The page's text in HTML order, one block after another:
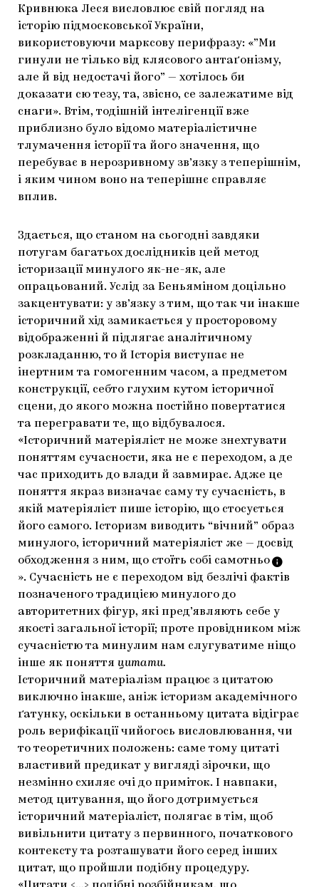
Кривнюка Леся висловлює свій погляд на
історію підмосковської України,
використовуючи марксову перифразу: «”Ми
гинули не тілько від клясового антаґонізму,
але й від недостачі його” — хотілось би
доказати сю тезу, та, звісно, се залежатиме від
снаги». Втім, тодішній інтелігенції вже
приблизно було відомо матеріалістичне
тлумачення історії та його значення, що
перебуває в нерозривному зв’язку з теперішнім,
і яким чином воно на теперішнє справляє
вплив.
Здається, що станом на сьогодні завдяки
потугам багатьох дослідників цей метод
історизації минулого як-не-як, але
опрацьований. Услід за Беньяміном доцільно
закцентувати: у зв’язку з тим, що так чи інакше
історичний хід замикається у просторовому
відображенні й підлягає аналітичному
розкладанню, то й Історія виступає не
інертним та гомогенним часом, а предметом
конструкції, себто глухим кутом історичної
сцени, до якого можна постійно повертатися
та перегравати те, що відбувалося.
«Історичний матеріяліст не може знехтувати
поняттям сучасности, яка не є переходом, а де
час приходить до влади й завмирає. Адже це
поняття якраз визначає саму ту сучасність, в
якій матеріяліст пише історію, що стосується
його самого. Історизм виводить “вічний” образ
минулого, історичний матеріяліст же — досвід
обходження з ним, що стоїть собі самотньо
». Сучасність не є переходом від безлічі фактів
позначеного традицією минулого до
авторитетних фігур, які пред’являють себе у
якості загальної історії; проте провідником між
сучасністю та минулим нам слугуватиме ніщо
інше як поняття цитати.
Історичний матеріалізм працює з цитатою
виключно інакше, аніж історизм академічного
ґатунку, оскільки в останньому цитата відіграє
роль верифікації чийогось висловлювання, чи
то теоретичних положень: саме тому цитаті
властивий предикат у вигляді зірочки, що
незмінно схиляє очі до приміток. І навпаки,
метод цитування, що його дотримується
історичний матеріаліст, полягає в тім, щоб
вивільнити цитату з первинного, початкового
контексту та розташувати його серед інших
цитат, що пройшли подібну процедуру.